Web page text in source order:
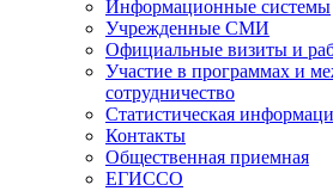
Информационные системы
Учрежденные СМИ
Официальные визиты и
Участие в программах и
сотрудничество
Статистическая
Контакты
Общественная приемная
ЕГИССО